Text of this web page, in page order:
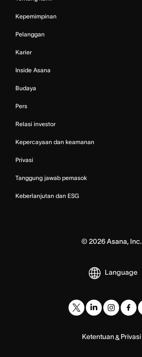
Kepemimpinan
Pelanggan
Karier
Inside Asana
Budaya
Pers
Relasi investor
Kepercayaan dan keamanan
Privasi
Tanggung jawab pemasok
Keberlanjutan dan ESG
© 2026Asana, Inc.
Language
Ketentuan& Privasi